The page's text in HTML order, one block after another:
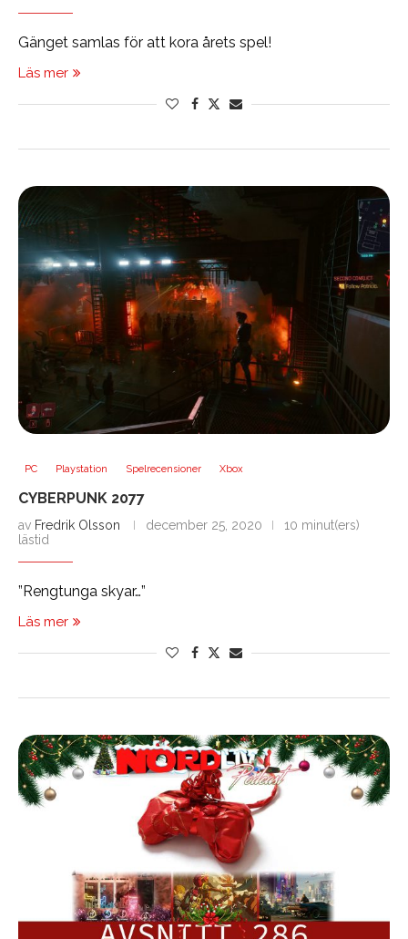
Gänget samlas för att kora årets spel!
Läs mer
PC Playstation Spelrecensioner Xbox
CYBERPUNK 2077
av Fredrik Olsson december 25, 2020
10 minut(ers)
lästid
”Rengtunga skyar…”
Läs mer